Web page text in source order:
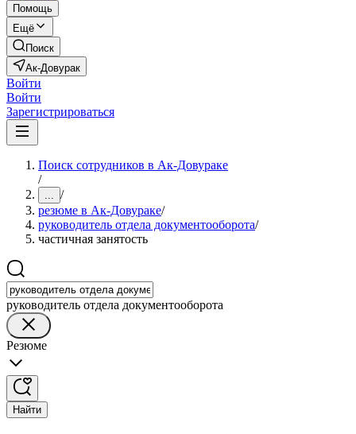
Помощь
Ещё
Поиск
Ак-Довурак
Войти
Войти
Зарегистрироваться
Поиск сотрудников в Ак-Довураке
/
... /
резюме в Ак-Довураке/
руководитель отдела документооборота/
частичная занятость
руководитель отдела документооборота
Резюме
Найти